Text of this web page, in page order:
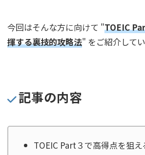
今回はそんな方に向けて "TOEIC
揮する裏技的攻略法" をご紹介して
記事の内容
TOEIC Part３で高得点を狙え